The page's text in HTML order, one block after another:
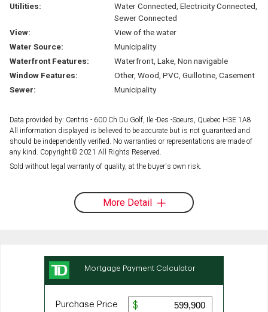
Utilities:
Water Connected, Electricity Connected,
Sewer Connected
View:
View of the water
Water Source:
Municipality
Waterfront Features:
Waterfront, Lake, Non navigable
Window Features:
Other, Wood, PVC, Guillotine, Casement
Sewer:
Municipality
Data provided by: Centris - 600 Ch Du Golf, Ile -Des -Soeurs, Quebec H3E 1A8
All information displayed is believed to be accurate but is not guaranteed and
should be independently verified. No warranties or representations are made of
any kind. Copyright© 2021 All Rights Reserved.
Sold without legal warranty of quality, at the buyer's own risk.
More Detail